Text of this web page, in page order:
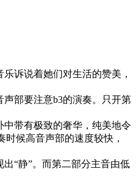
诉说着她们对生活的赞美，
部要注意b3的演奏。只开第
带有极致的奢华，纯美地令
候高音声部的速度较快，
“静”。而第二部分主音由低